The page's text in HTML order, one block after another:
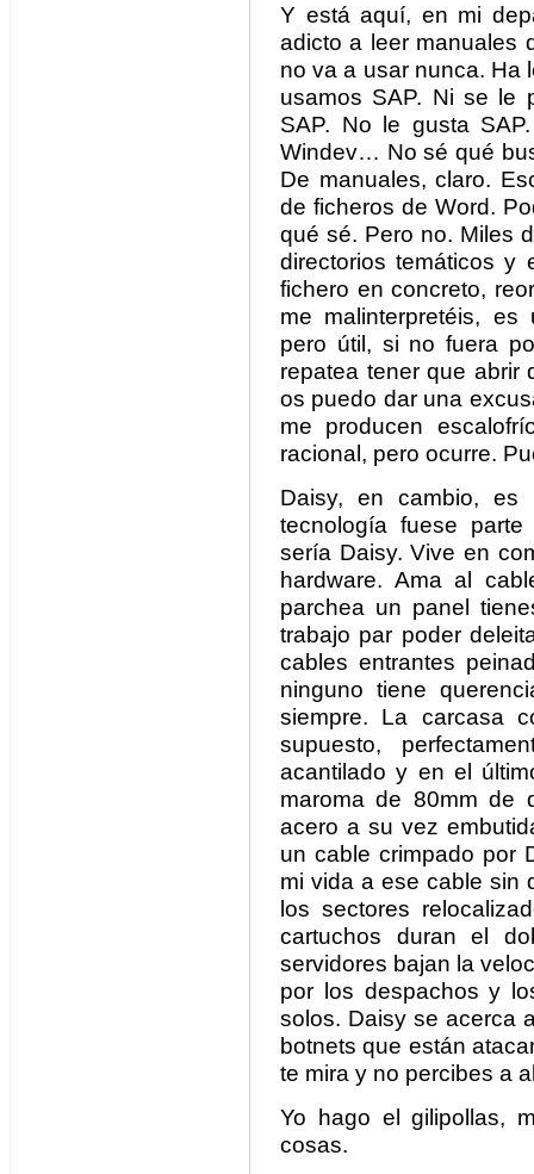
Y está aquí, en mi
adicto a leer manuales
no va a usar nunca. Ha
usamos SAP. Ni se le
SAP. No le gusta
Windev… No sé qué
De manuales, claro.
de ficheros de Word.
qué sé. Pero no. Miles
directorios temáticos y
fichero en concreto,
me malinterpretéis, es
pero útil, si no fuera
repatea tener que abrir
os puedo dar una
me producen
racional, pero ocurre.
Daisy, en cambio,
tecnología fuese
sería Daisy. Vive en
hardware. Ama al
parchea un panel
trabajo par poder
cables entrantes
ninguno tiene
siempre. La carcasa
supuesto,
acantilado y en el
maroma de 80mm de
acero a su vez
un cable crimpado por
mi vida a ese cable sin
los sectores
cartuchos duran el
servidores bajan la
por los despachos y
solos. Daisy se acerca
botnets que están
te mira y no percibes a
Yo hago el gilipollas,
cosas.